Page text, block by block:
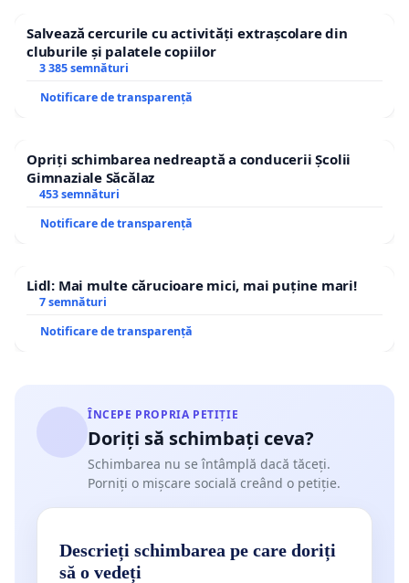
Salvează cercurile cu activități extrașcolare din
cluburile și palatele copiilor
3 385 semnături
Notificare de transparență
Opriți schimbarea nedreaptă a conducerii Școlii
Gimnaziale Săcălaz
453 semnături
Notificare de transparență
Lidl: Mai multe cărucioare mici, mai puține mari!
7 semnături
Notificare de transparență
ÎNCEPE PROPRIA PETIȚIE
Doriți să schimbați ceva?
Schimbarea nu se întâmplă dacă tăceți.
Porniți o mișcare socială creând o petiție.
Descrieți schimbarea pe care doriți
să o vedeți